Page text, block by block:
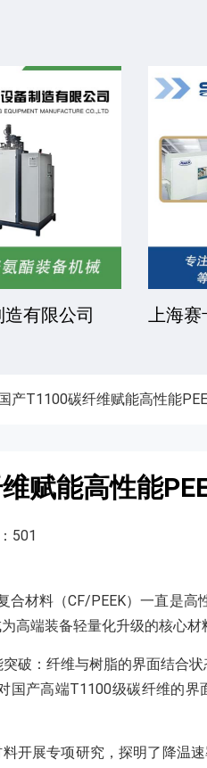
司 东莞市凯文
产T1100碳纤维赋能高性能
赋能高性能
501
材料（CF/PEEK）一直是
高端装备轻量化升级的核心材
破：纤维与树脂的界面结合
产高端T1100级碳纤维的
开展专项研究，探明了降温